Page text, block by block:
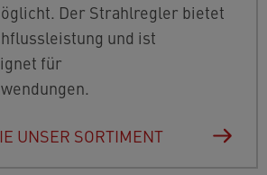
Der Strahlregler bietet
und ist
für
UNSER SORTIMENT